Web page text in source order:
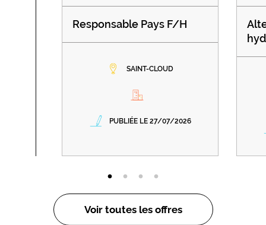
Responsable Pays F/H
SAINT-CLOUD
PUBLIÉE LE 27/07/2026
Voir toutes les offres